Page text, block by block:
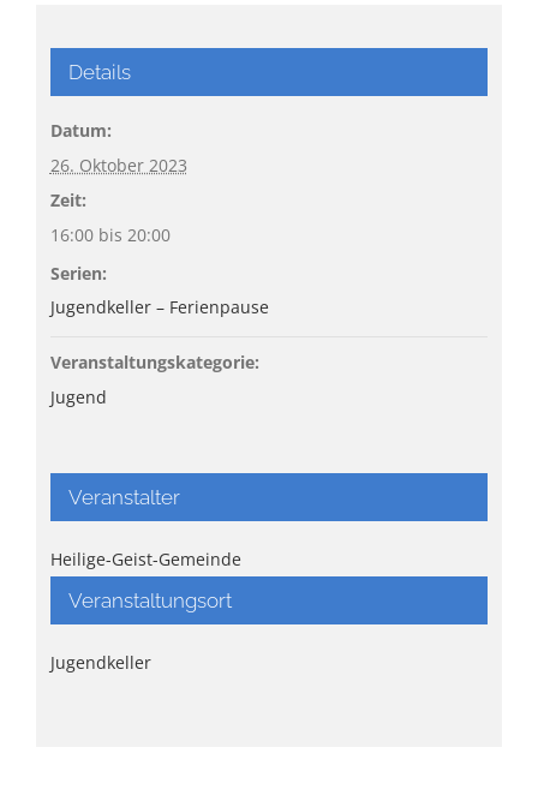
Details
Datum:
26. Oktober 2023
Zeit:
16:00 bis 20:00
Serien:
Jugendkeller – Ferienpause
Veranstaltungskategorie:
Jugend
Veranstaltungsort
Jugendkeller
Veranstalter
Heilige-Geist-Gemeinde